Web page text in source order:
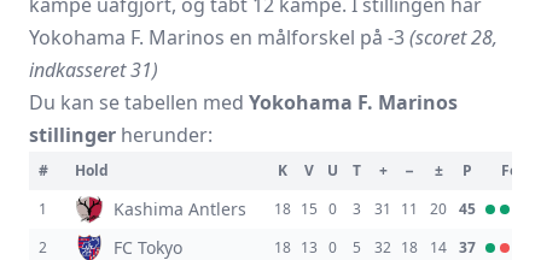
Yokohama F. Marinos en målforskel på -3(scoret 28,
indkasseret 31)
Du kan se tabellen med Yokohama F. Marinos
stillinger herunder:
# Hold K V U T + − ± P
Form
1
Kashima Antlers 18 15 0 3 31 11 20 45
2
FC Tokyo 18 13 0 5 32 18 14 37